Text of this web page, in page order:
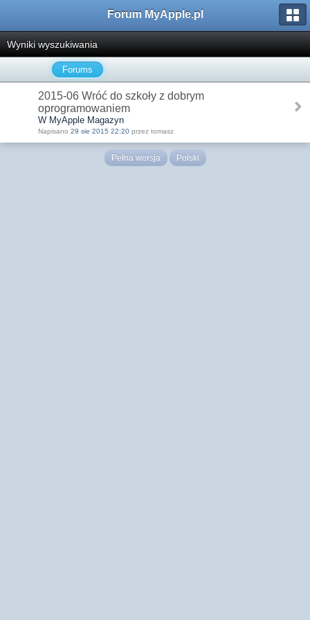
Forum MyApple.pl
Wyniki wyszukiwania
Forums
2015-06 Wróć do szkoły z dobrym
oprogramowaniem
W MyApple Magazyn
Napisano 29 sie 2015 22:20 przez tomasz
Pełna wersja Polski